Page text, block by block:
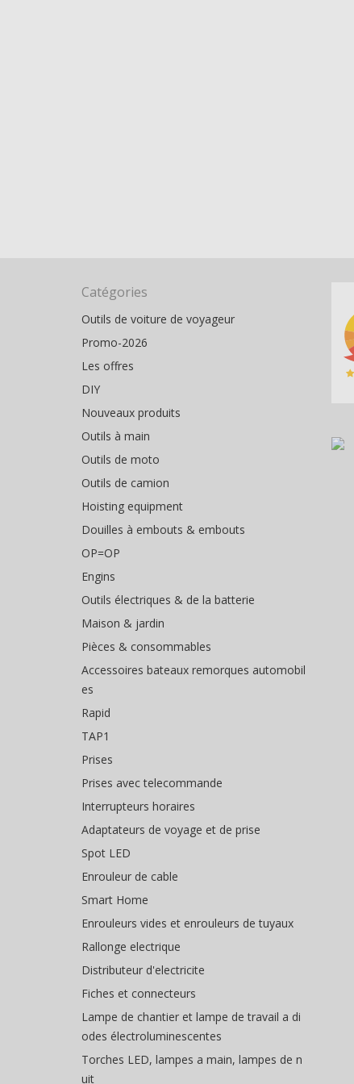
Catégories
Outils de voiture de voyageur
Promo-2026
Les offres
DIY
Nouveaux produits
Outils à main
Outils de moto
Outils de camion
Hoisting equipment
Douilles à embouts & embouts
OP=OP
Engins
Outils électriques & de la batterie
Maison & jardin
Pièces & consommables
Accessoires bateaux remorques automobil
es
Rapid
TAP1
Prises
Prises avec telecommande
Interrupteurs horaires
Adaptateurs de voyage et de prise
Spot LED
Enrouleur de cable
Smart Home
Enrouleurs vides et enrouleurs de tuyaux
Rallonge electrique
Distributeur d'electricite
Fiches et connecteurs
Lampe de chantier et lampe de travail a di
odes électroluminescentes
Torches LED, lampes a main, lampes de n
uit